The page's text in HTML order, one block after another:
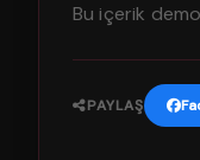
Bu içerik
PAYLAŞ